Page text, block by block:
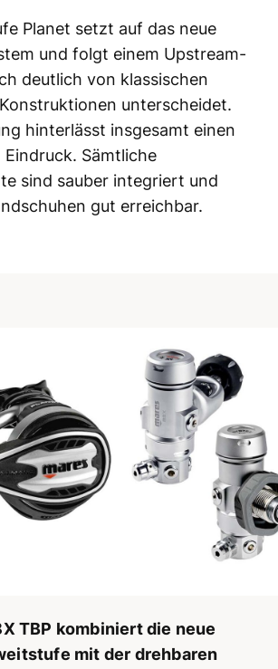
Planet setzt auf das neue
und folgt einem Upstream-
deutlich von klassischen
unterscheidet.
hinterlässt insgesamt einen
Sämtliche
sind sauber integriert und
gut erreichbar.
TBP kombiniert die neue
mit der drehbaren